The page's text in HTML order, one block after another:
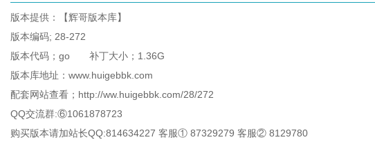
版本提供：【辉哥版本库】
版本编码; 28-272
版本代码；go 补丁大小；1.36G
版本库地址：www.huigebbk.com
配套网站查看；http://ww.huigebbk.com/28/272
QQ交流群:⑥1061878723
购买版本请加站长QQ:814634227 客服① 87329279 客服② 8129780